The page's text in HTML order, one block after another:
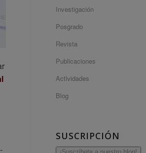
Investigación
Posgrado
Revista
Publicaciones
Actividades
Blog
SUSCRIPCIÓN